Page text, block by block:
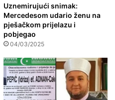
Uznemirujući snimak:
Mercedesom udario ženu na
pješačkom prijelazu i
pobjegao
04/03/2025